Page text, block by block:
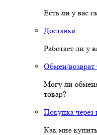
Есть ли у вас
Доставка
Работает ли у
Обмен/возврат
Могу ли
товар?
Покупка через
Как мне